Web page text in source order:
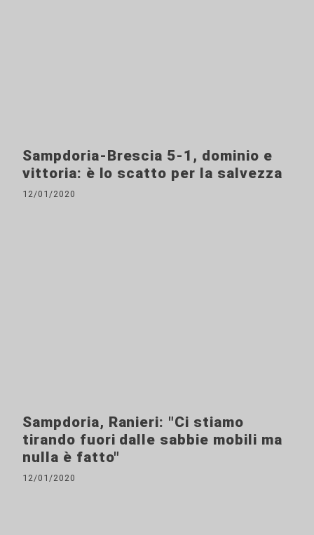
Sampdoria-Brescia 5-1, dominio e
vittoria: è lo scatto per la salvezza
12/01/2020
Sampdoria, Ranieri: "Ci stiamo
tirando fuori dalle sabbie mobili ma
nulla è fatto"
12/01/2020